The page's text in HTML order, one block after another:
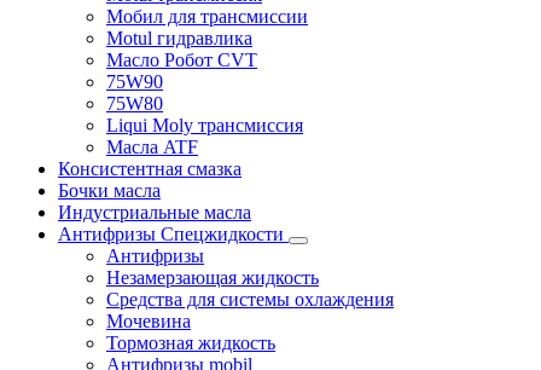
Мобил для трансмиссии
Motul гидравлика
Масло Робот CVT
75W90
75W80
Liqui Moly трансмиссия
Масла ATF
Консистентная смазка
Бочки масла
Индустриальные масла
Антифризы Спецжидкости
Антифризы
Незамерзающая жидкость
Средства для системы охлаждения
Мочевина
Тормозная жидкость
Антифризы mobil